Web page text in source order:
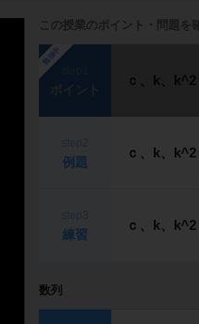
この授業のポイント・問題を
勉強中
ｃ、k、
例題
ｃ、k、
練習
ｃ、k、
数列